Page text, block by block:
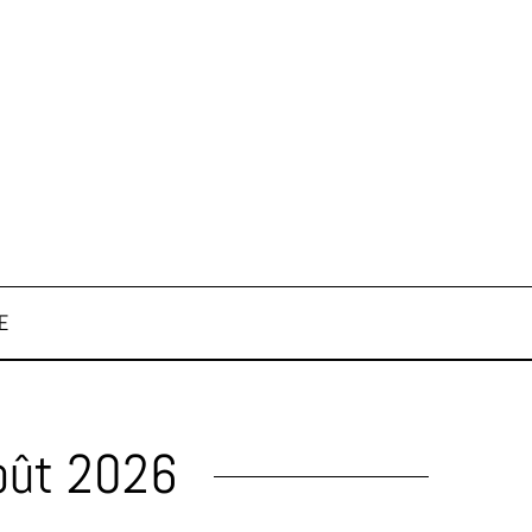
2026